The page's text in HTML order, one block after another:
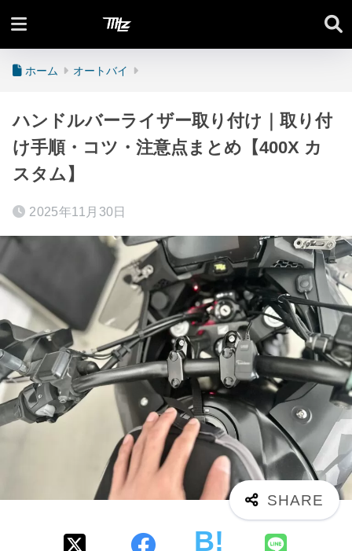
ホーム オートバイ
ハンドルバーライザー取り付け｜取り付
け手順・コツ・注意点まとめ【400X カ
スタム】
2025年11月30日